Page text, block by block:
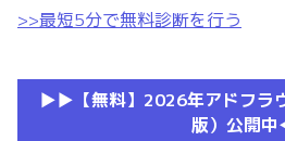
>>最短5分で無料診断を行う
▶︎▶︎【無料】2026年アドフラ
版）公開